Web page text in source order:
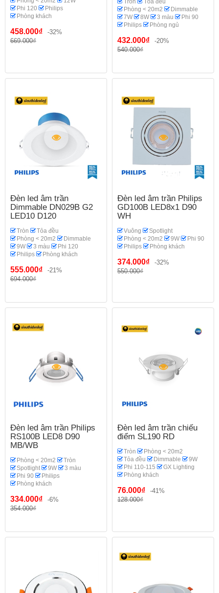
Phi 120
Philips
Phòng khách
458.000₫
-32%
669.000₫
Tròn
Tỏa đều
Phòng < 20m2
Dimmable
7W
8W 3 màu
Phi 90
Philips
Phòng ngủ
432.000₫
-20%
540.000₫
Đèn led âm trần
Dimmable DN029B G2
LED10 D120
Tròn
Tỏa đều
Phòng < 20m2
Dimmable
9W
3 màu
Phi 120
Philips
Phòng khách
555.000₫
-21%
694.000₫
Đèn led âm trần Philips
GD100B LED8x1 D90
WH
Vuông
Spotlight
Phòng < 20m2
9W
Phi 90
Philips
Phòng khách
374.000₫
-32%
550.000₫
Đèn led âm trần Philips
RS100B LED8 D90
MB/WB
Phòng < 20m2
Tròn
Spotlight
9W
3 màu
Phi 90
Philips
Phòng khách
334.000₫
-6%
354.000₫
Đèn led âm trần chiếu
điểm SL190 RD
Tròn
Phòng < 20m2
Tỏa đều
Dimmable
9W
Phi 110-115
GX Lighting
Phòng khách
76.000₫
-41%
128.000₫